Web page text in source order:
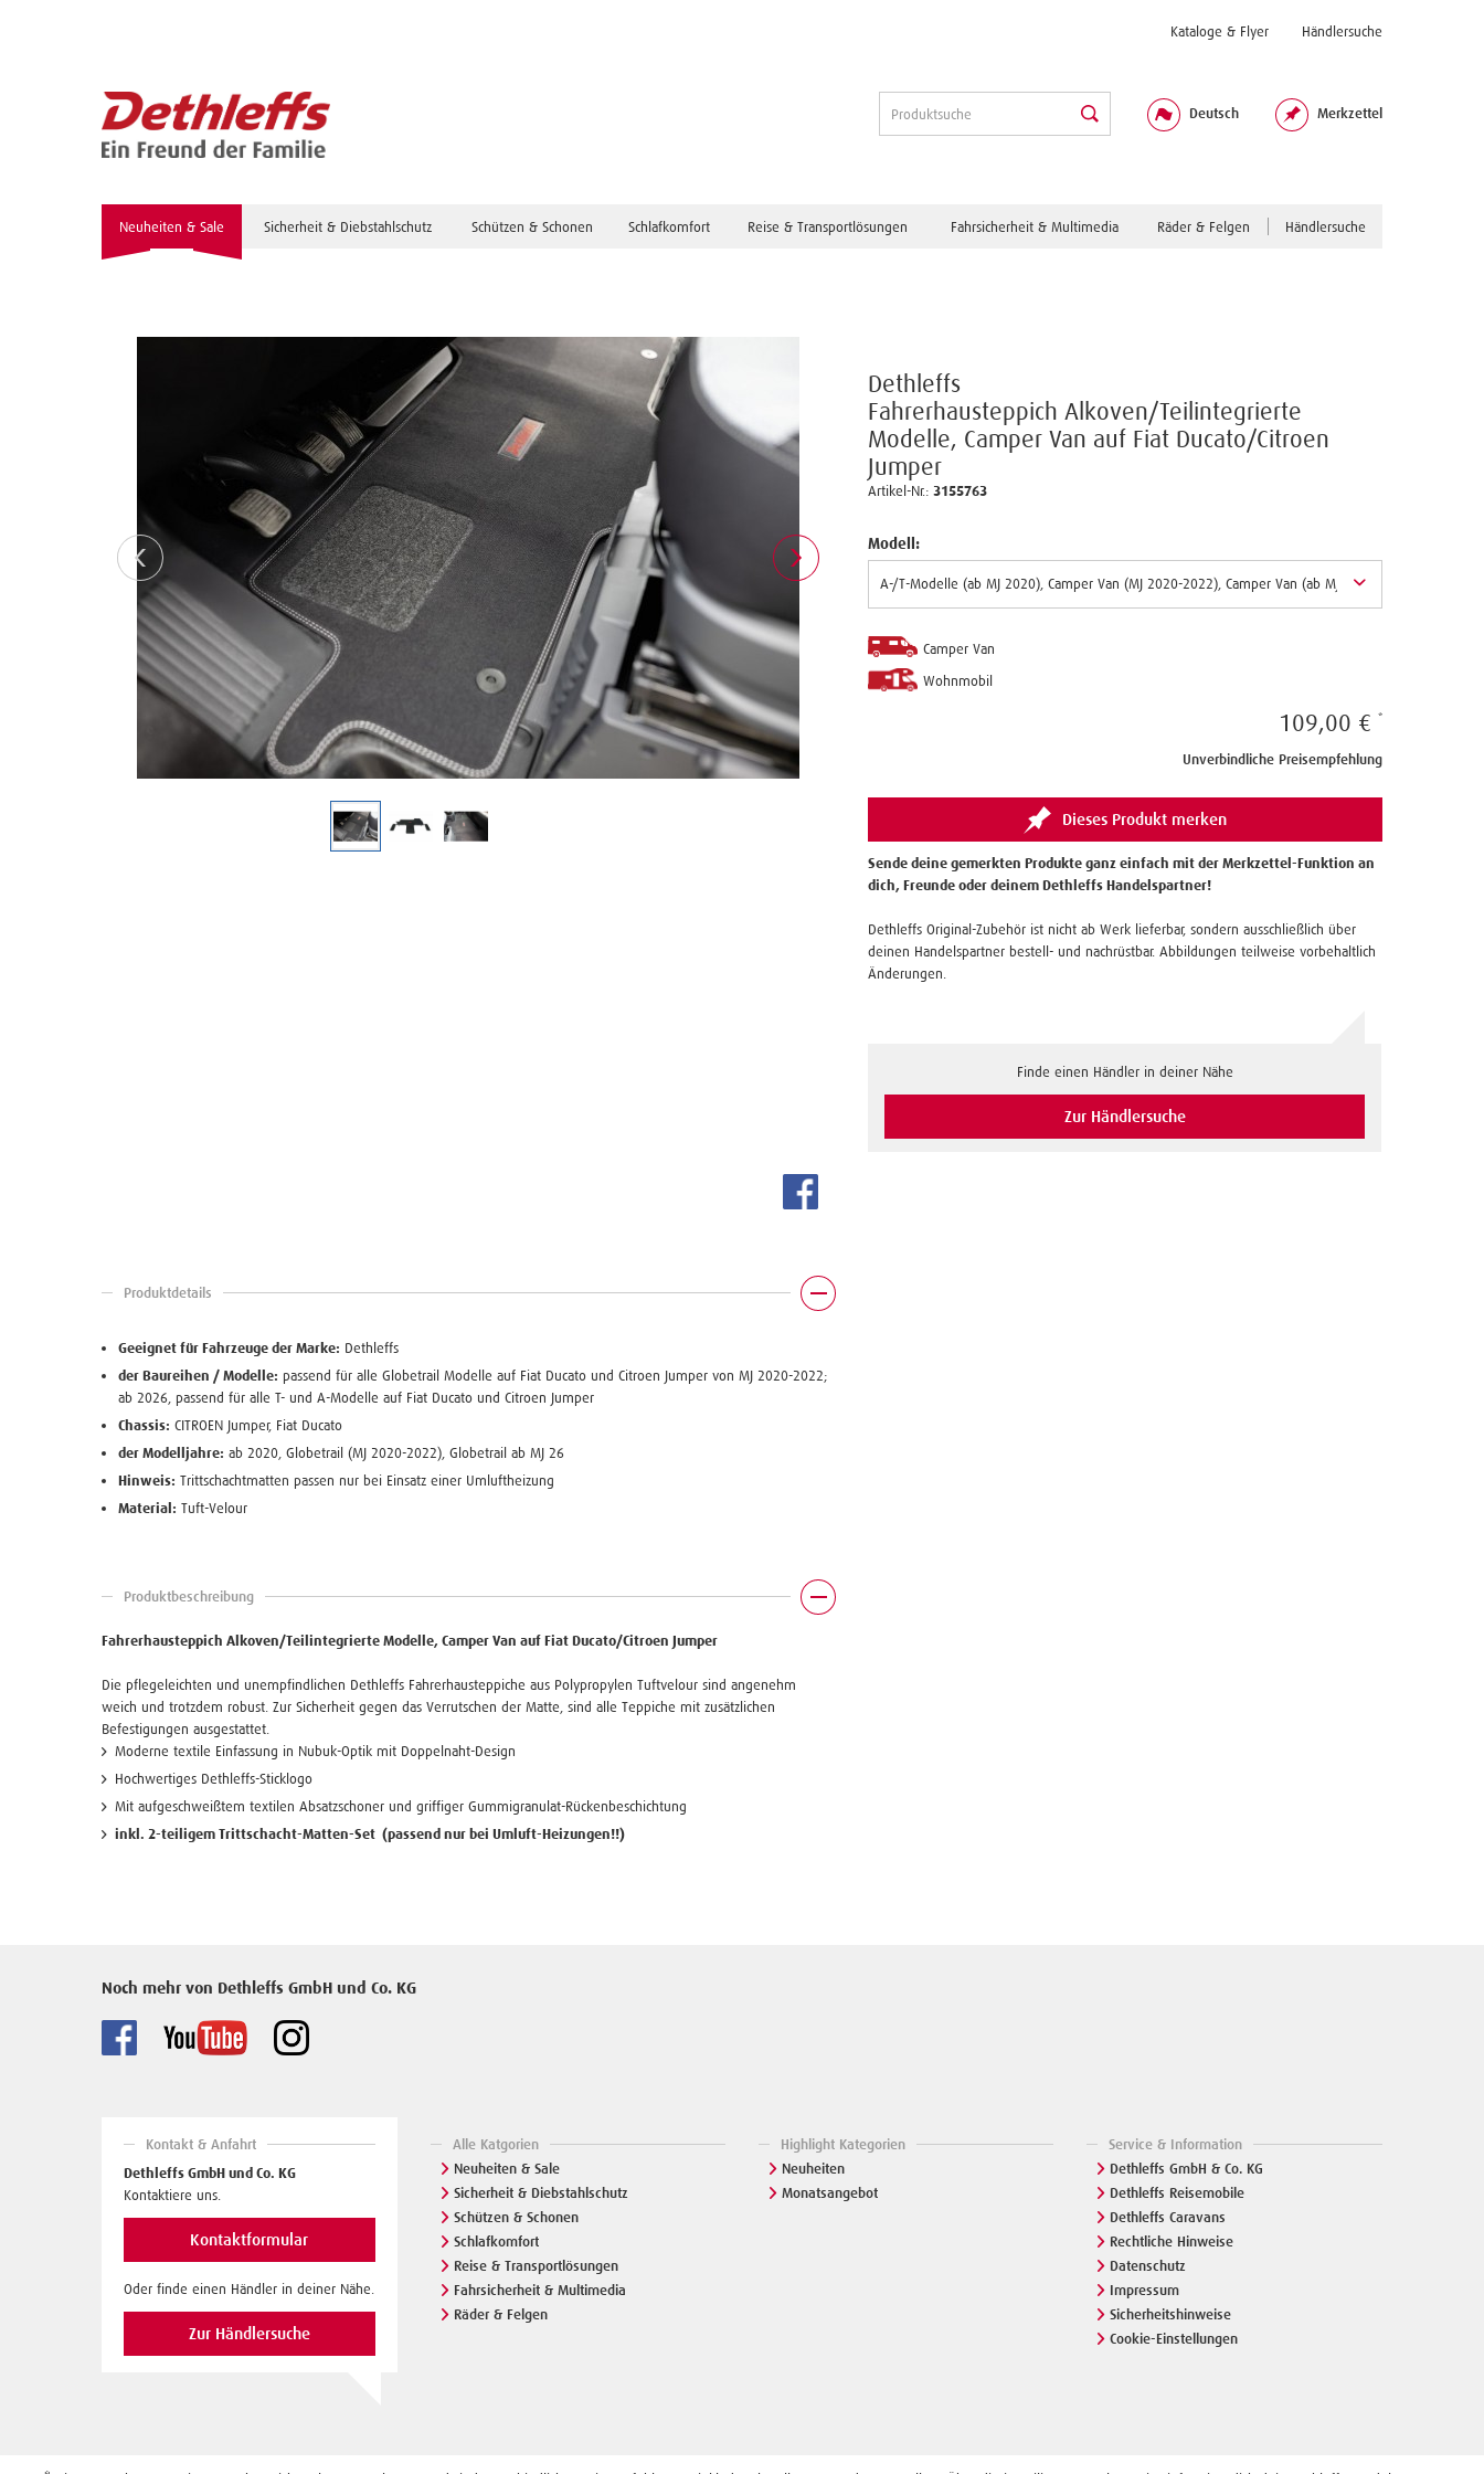
Kataloge & Flyer Händlersuche
Deutsch Merkzettel
Neuheiten & Sale Sicherheit & Diebstahlschutz Schützen & Schonen Schlafkomfort Reise & Transportlösungen Fahrsicherheit & Multimedia Räder & Felgen Händlersuche
Dethleffs
Fahrerhausteppich Alkoven/Teilintegrierte
Modelle, Camper Van auf Fiat Ducato/Citroen
Jumper
Artikel-Nr.:3155763
Modell:
Camper Van
Wohnmobil
109,00 €
Unverbindliche Preisempfehlung
Dieses Produkt merken
Sende deine gemerkten Produkte ganz einfach mit der Merkzettel-Funktion an
dich, Freunde oder deinem Dethleffs Handelspartner!
Dethleffs Original-Zubehör ist nicht ab Werk lieferbar, sondern ausschließlich über
deinen Handelspartner bestell- und nachrüstbar. Abbildungen teilweise vorbehaltlich
Änderungen.
Finde einen Händler in deiner Nähe
Zur Händlersuche
Produktdetails
Geeignet für Fahrzeuge der Marke: Dethleffs
der Baureihen / Modelle: passend für alle Globetrail Modelle auf Fiat Ducato und Citroen Jumper von MJ 2020-2022;
ab 2026, passend für alle T- und A-Modelle auf Fiat Ducato und Citroen Jumper
Chassis: CITROEN Jumper, Fiat Ducato
der Modelljahre: ab 2020, Globetrail (MJ 2020-2022), Globetrail ab MJ 26
Hinweis: Trittschachtmatten passen nur bei Einsatz einer Umluftheizung
Material: Tuft-Velour
Produktbeschreibung
Fahrerhausteppich Alkoven/Teilintegrierte Modelle, Camper Van auf Fiat Ducato/Citroen Jumper
Die pflegeleichten und unempfindlichen Dethleffs Fahrerhausteppiche aus Polypropylen Tuftvelour sind angenehm
weich und trotzdem robust. Zur Sicherheit gegen das Verrutschen der Matte, sind alle Teppiche mit zusätzlichen
Befestigungen ausgestattet.
Moderne textile Einfassung in Nubuk-Optik mit Doppelnaht-Design
Hochwertiges Dethleffs-Sticklogo
Mit aufgeschweißtem textilen Absatzschoner und griffiger Gummigranulat-Rückenbeschichtung
inkl. 2-teiligem Trittschacht-Matten-Set (passend nur bei Umluft-Heizungen!!)
Noch mehr von Dethleffs GmbH und Co. KG
Kontakt & Anfahrt
Dethleffs GmbH und Co. KG
Kontaktiere uns.
Kontaktformular
Oder finde einen Händler in deiner Nähe.
Zur Händlersuche
Alle Katgorien
Neuheiten & Sale
Sicherheit & Diebstahlschutz
Schützen & Schonen
Schlafkomfort
Reise & Transportlösungen
Fahrsicherheit & Multimedia
Räder & Felgen
Highlight Kategorien
Neuheiten
Monatsangebot
Service & Information
Dethleffs GmbH & Co. KG
Dethleffs Reisemobile
Dethleffs Caravans
Rechtliche Hinweise
Datenschutz
Impressum
Sicherheitshinweise
Cookie-Einstellungen